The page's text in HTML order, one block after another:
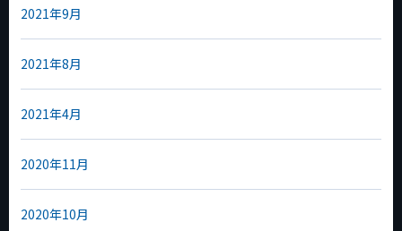
2021年9月
2021年8月
2021年4月
2020年11月
2020年10月